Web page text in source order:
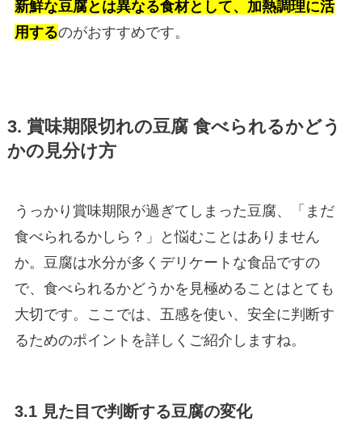
新鮮な豆腐とは異なる食材として、加熱調理に活
用するのがおすすめです。
3. 賞味期限切れの豆腐 食べられるかどう
かの見分け方
うっかり賞味期限が過ぎてしまった豆腐、「まだ
食べられるかしら？」と悩むことはありません
か。豆腐は水分が多くデリケートな食品ですの
で、食べられるかどうかを見極めることはとても
大切です。ここでは、五感を使い、安全に判断す
るためのポイントを詳しくご紹介しますね。
3.1 見た目で判断する豆腐の変化